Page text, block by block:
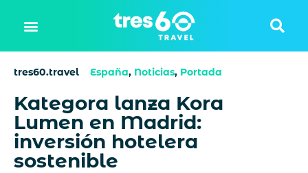
tres60.travel España, Noticias, Portada
Kategora lanza Kora
Lumen en Madrid:
inversión hotelera
sostenible